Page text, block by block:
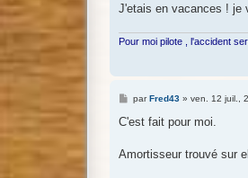
J'etais en vacances ! je
Pour moi pilote , l'accident
M
s
g
parFred43» ven. 12 juil.,
C'est fait pour moi.
Amortisseur trouvé sur